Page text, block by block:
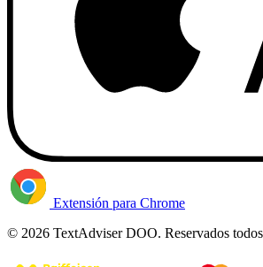
Extensión para Chrome
© 2026 TextAdviser DOO. Reservados